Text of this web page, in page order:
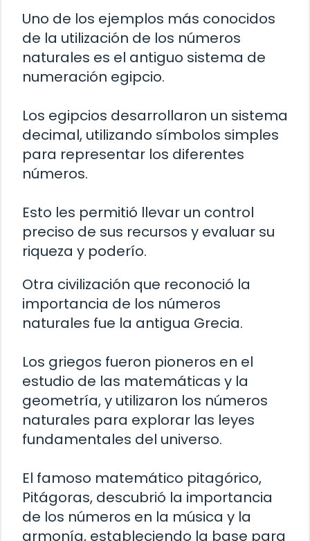
Uno de los ejemplos más conocidos
de la utilización de los números
naturales es el antiguo sistema de
numeración egipcio.
Los egipcios desarrollaron un sistema
decimal, utilizando símbolos simples
para representar los diferentes
números.
Esto les permitió llevar un control
preciso de sus recursos y evaluar su
riqueza y poderío.
Otra civilización que reconoció la
importancia de los números
naturales fue la antigua Grecia.
Los griegos fueron pioneros en el
estudio de las matemáticas y la
geometría, y utilizaron los números
naturales para explorar las leyes
fundamentales del universo.
El famoso matemático pitagórico,
Pitágoras, descubrió la importancia
de los números en la música y la
armonía, estableciendo la base para